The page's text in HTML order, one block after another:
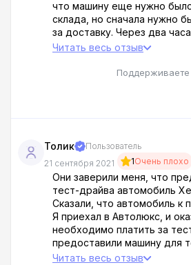
что машину еще нужно
склада, но сначала нужно
за доставку. Через два
машина не заводится. Так
мы что-то взяли. Мы с
Читать весь отзыв
Поддерживаете
Толик
Пользователь
21 сентября 2021
1Очень плохо
Они заверили меня, что
тест-драйва автомобиль
Сказали, что автомобиль к
Я приехал в Автолюкс, и
необходимо платить за
предоставили машину для
просто в шоке, если честно!
Читать весь отзыв